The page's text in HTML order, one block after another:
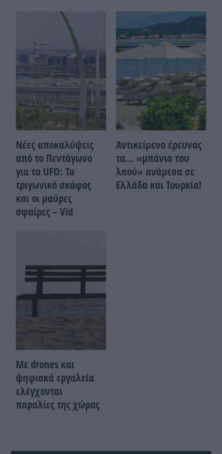
Νέες αποκαλύψεις
από το Πεντάγωνο
για τα UFO: Το
τριγωνικό σκάφος
και οι μαύρες
σφαίρες – Vid
Αντικείμενο έρευνας
τα… «μπάνια του
λαού» ανάμεσα σε
Ελλάδα και Τουρκία!
Με drones και
ψηφιακά εργαλεία
ελέγχονται
παραλίες της χώρας